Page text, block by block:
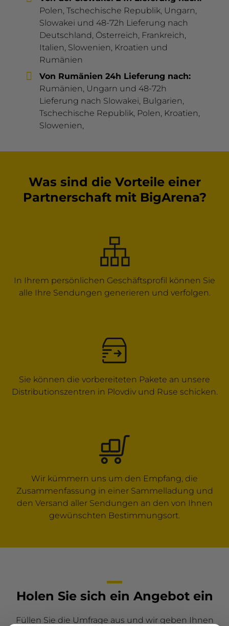
Polen, Tschechische Republik, Ungarn,
Slowakei und 48-72h Lieferung nach
Deutschland, Österreich, Frankreich,
Italien, Slowenien, Kroatien und
Rumänien
Von Rumänien 24h Lieferung nach:
Rumänien, Ungarn und 48-72h
Lieferung nach Slowakei, Bulgarien,
Tschechische Republik, Polen, Kroatien,
Slowenien,
Was sind die Vorteile einer
Partnerschaft mit BigArena?
In Ihrem persönlichen Geschäftsprofil können Sie
alle Ihre Sendungen generieren und verfolgen.
Sie können die vorbereiteten Pakete an unsere
Distributionszentren in Plovdiv und Ruse schicken.
Wir kümmern uns um den Empfang, die
Zusammenfassung in einer Sammelladung und
den Versand aller Sendungen an den von Ihnen
gewünschten Bestimmungsort.
Holen Sie sich ein Angebot ein
Füllen Sie die Umfrage aus und wir geben Ihnen